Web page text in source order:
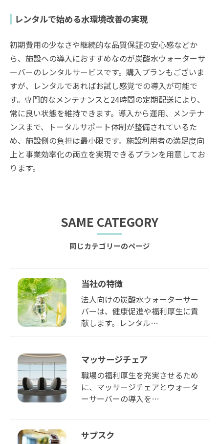
レンタルで始める水環境改善の実現
初期費用の少なさや継続的な品質保証の安心感などか
ら、施設への導入におすすめなのが炭酸水ウォーターサ
ーバーのレンタルサービスです。購入プランもございま
すが、レンタルであればお試し感覚での導入が可能で
す。専門的なメンテナンスと24時間の定期配送により、
常に良い状態を維持できます。導入から運用、メンテナ
ンスまで、トータルサポート体制が整備されているた
め、施設側の負担は最小限です。施設利用者の満足度向
上と事業効率化の両立を実現できるプランを用意してお
ります。
同じカテゴリーのページ
SAME CATEGORY
当社の特徴
法人向けの炭酸水ウォーターサー
バーは、健康促進や福利厚生に貢
献します。レンタル…
マッサージチェア
職場の福利厚生を充実させるため
に、マッサージチェアとウォータ
ーサーバーの導入を…
サブスク